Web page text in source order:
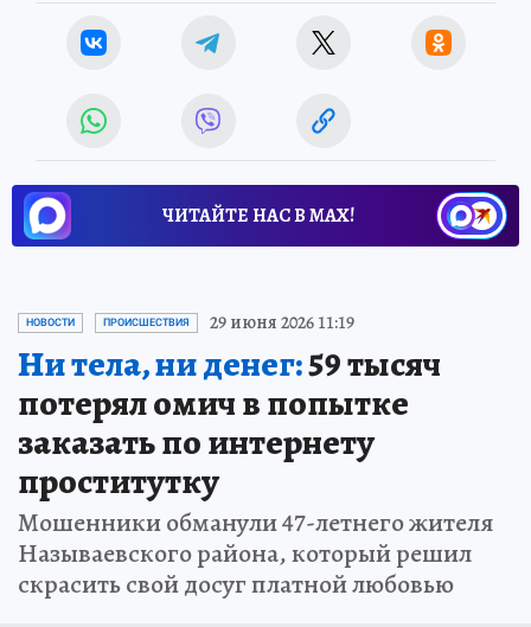
ЧИТАЙТЕ НАС В МАХ!
НОВОСТИ ПРОИСШЕСТВИЯ 29 июня 2026 11:19
Ни тела, ни денег:59 тысяч
потерял омич в попытке
заказать по интернету
проститутку
Мошенники обманули 47-летнего жителя
Называевского района, который решил
скрасить свой досуг платной любовью